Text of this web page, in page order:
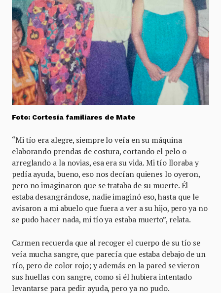
Foto: Cortesía familiares de Mate
“Mi tío era alegre, siempre lo veía en su máquina
elaborando prendas de costura, cortando el pelo o
arreglando a la novias, esa era su vida. Mi tío lloraba y
pedía ayuda, bueno, eso nos decían quienes lo oyeron,
pero no imaginaron que se trataba de su muerte. Él
estaba desangrándose, nadie imaginó eso, hasta que le
avisaron a mi abuelo que fuera a ver a su hijo, pero ya no
se pudo hacer nada, mi tío ya estaba muerto”, relata.
Carmen recuerda que al recoger el cuerpo de su tío se
veía mucha sangre, que parecía que estaba debajo de un
río, pero de color rojo; y además en la pared se vieron
sus huellas con sangre, como si él hubiera intentado
levantarse para pedir ayuda, pero ya no pudo.